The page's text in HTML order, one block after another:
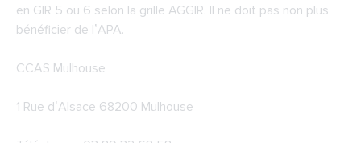
en GIR 5 ou 6 selon la grille AGGIR. Il ne doit pas non plus
bénéficier de l’APA.
CCAS Mulhouse
1 Rue d’Alsace 68200 Mulhouse